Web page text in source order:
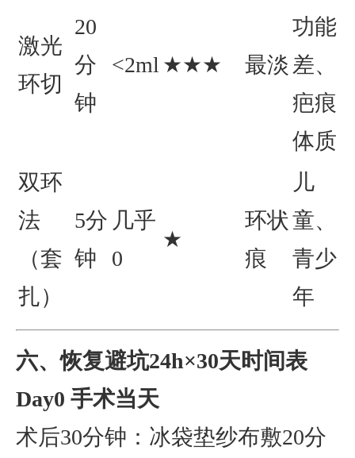
激光
环切
20
分
钟
<2ml★★★ 最淡
功能
差、
疤痕
体质
双环
法
（套
扎）
5分
钟
几乎
0
★
环状
痕
儿
童、
青少
年
六、恢复避坑24h×30天时间表
Day0 手术当天
术后30分钟：冰袋垫纱布敷20分